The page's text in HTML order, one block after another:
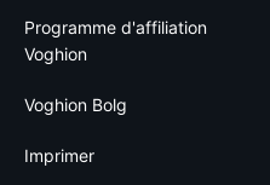
Programme d'affiliation
Voghion
Voghion Bolg
Imprimer